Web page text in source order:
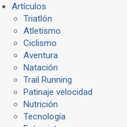
Artículos
Triatlón
Atletismo
Ciclismo
Aventura
Natación
Trail Running
Patinaje velocidad
Nutrición
Tecnología